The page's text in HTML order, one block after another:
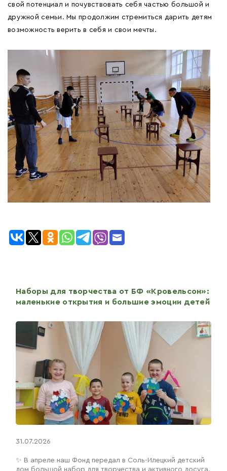
свой потенциал и почувствовать себя частью большой и
дружной семьи. Мы продолжим стремиться дарить детям
возможность верить в себя и свои мечты.
Наборы для творчества от БФ «Кровельсон»:
маленькие открытия и большие эмоции детей
31.07.2026
✨ В апреле наш Фонд передал в Соль-Илецкий детский
дом большой набор для творчества и активного досуга.